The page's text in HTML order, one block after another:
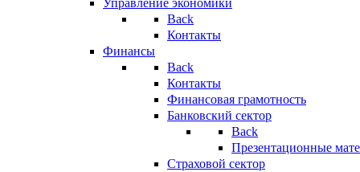
Управление экономики
Back
Контакты
Финансы
Back
Контакты
Финансовая грамотность
Банковский сектор
Back
Презентационные
Страховой сектор